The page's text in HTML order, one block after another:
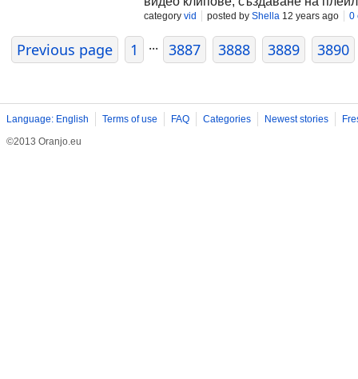
category vid posted by Shella 12 years ago 0
Previous page 1 ... 3887 3888 3889 3890
Language: English Terms of use FAQ Categories Newest stories
©2013 Oranjo.eu